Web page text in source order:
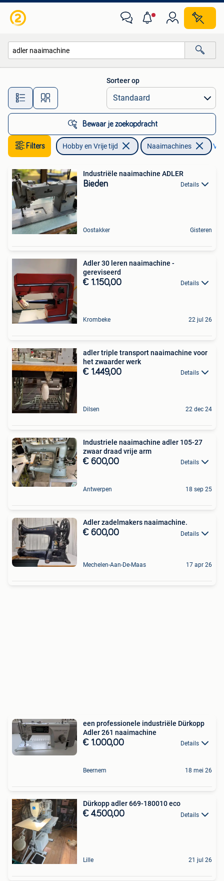
Alle afstanden…
Sorteer op
Bewaar je zoekopdracht
Filters Hobby en Vrije tijd Naaimachines
Industriële naaimachine ADLER
Bieden Details
Oostakker Gisteren
Adler 30 leren naaimachine -
gereviseerd
€ 1.150,00 Details
Krombeke 22 jul 26
adler triple transport naaimachine voor
het zwaarder werk
€ 1.449,00 Details
Dilsen 22 dec 24
Industriele naaimachine adler 105-27
zwaar draad vrije arm
€ 600,00 Details
Antwerpen 18 sep 25
Adler zadelmakers naaimachine.
€ 600,00 Details
Mechelen-Aan-De-Maas 17 apr 26
een professionele industriële Dürkopp
Adler 261 naaimachine
€ 1.000,00 Details
Beernem 18 mei 26
Dürkopp adler 669-180010 eco
€ 4.500,00 Details
Lille 21 jul 26